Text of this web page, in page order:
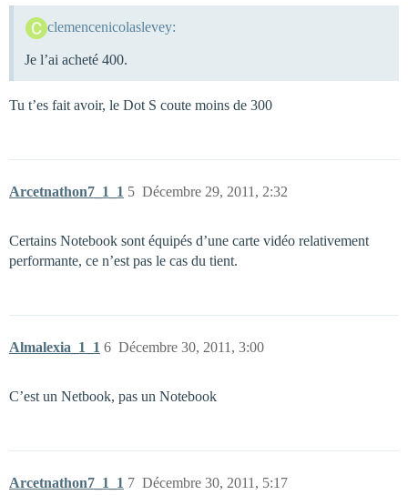
clemencenicolaslevey:
Je l’ai acheté 400.
Tu t’es fait avoir, le Dot S coute moins de 300
Arcetnathon7_1_1 Décembre 29, 2011, 2:32
5
Certains Notebook sont équipés d’une carte vidéo relativement
performante, ce n’est pas le cas du tient.
Almalexia_1_1 Décembre 30, 2011, 3:00
6
C’est un Netbook, pas un Notebook
Arcetnathon7_1_1 Décembre 30, 2011, 5:17
7